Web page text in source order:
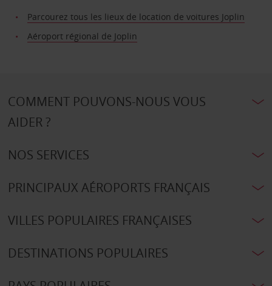
Parcourez tous les lieux de location de voitures Joplin
Aéroport régional de Joplin
COMMENT POUVONS-NOUS VOUS
AIDER ?
NOS SERVICES
PRINCIPAUX AÉROPORTS FRANÇAIS
VILLES POPULAIRES FRANÇAISES
DESTINATIONS POPULAIRES